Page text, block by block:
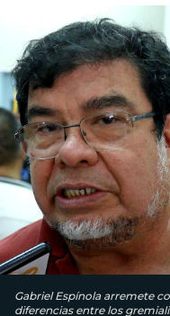
Gabriel Espínola arremete
diferencias entre los